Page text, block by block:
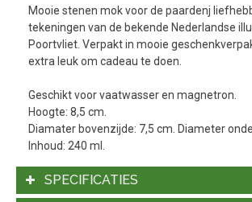
Mooie stenen mok voor de paardenj
tekeningen van de bekende Nederlandse
Poortvliet. Verpakt in mooie
extra leuk om cadeau te doen.
Geschikt voor vaatwasser en magnetron.
Hoogte: 8,5 cm.
Diamater bovenzijde: 7,5 cm. Diameter
Inhoud: 240 ml.
SPECIFICATIES